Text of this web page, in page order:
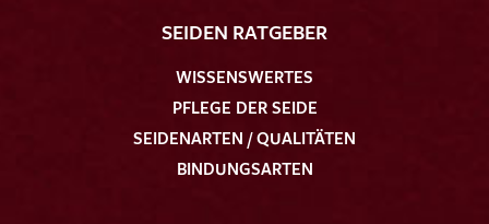
SEIDEN RATGEBER
WISSENSWERTES
PFLEGE DER SEIDE
SEIDENARTEN / QUALITÄTEN
BINDUNGSARTEN